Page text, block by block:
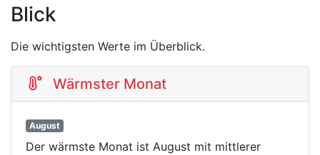
Blick
Die wichtigsten Werte im Überblick.
Wärmster Monat
August
Der wärmste Monat ist August mit mittlerer